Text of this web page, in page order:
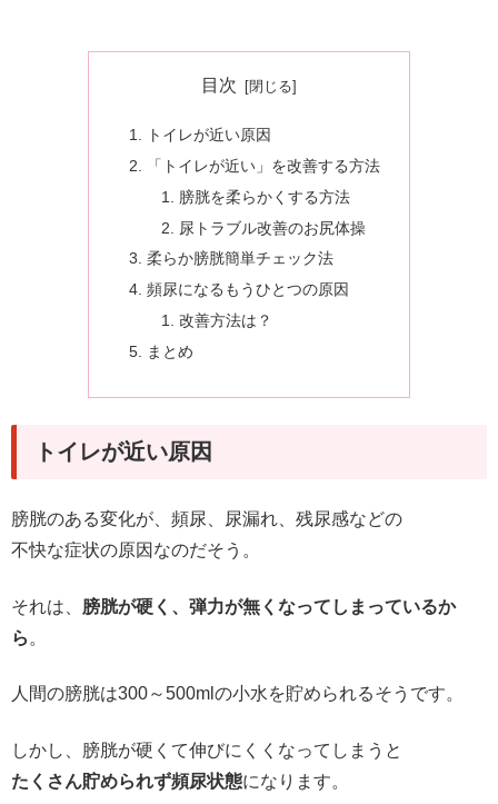
目次
トイレが近い原因
「トイレが近い」を改善する方法
膀胱を柔らかくする方法
尿トラブル改善のお尻体操
柔らか膀胱簡単チェック法
頻尿になるもうひとつの原因
改善方法は？
まとめ
トイレが近い原因
膀胱のある変化が、頻尿、尿漏れ、残尿感などの
不快な症状の原因なのだそう。
それは、 膀胱が硬く、弾力が無くなってしまっているか
ら 。
人間の膀胱は300～500mlの小水を貯められるそうです。
しかし、膀胱が硬くて伸びにくくなってしまうと
たくさん貯められず頻尿状態になります。